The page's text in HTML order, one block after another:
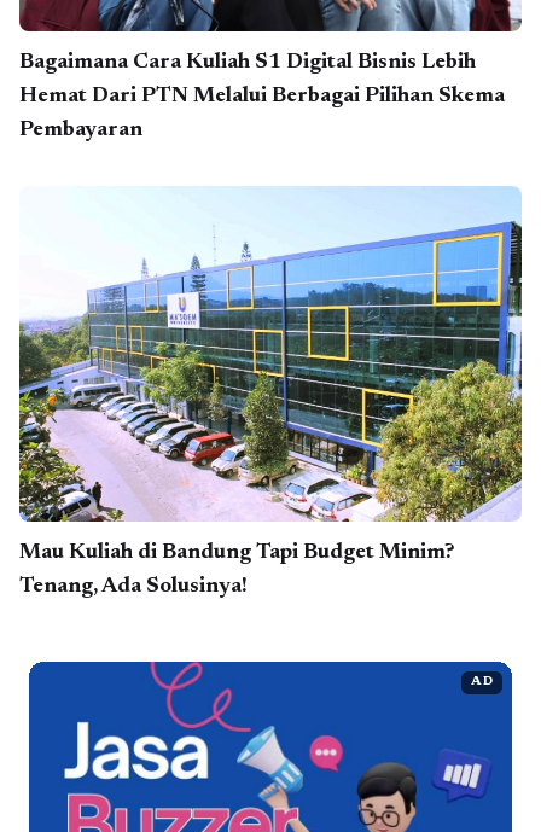
Bagaimana Cara Kuliah S1 Digital Bisnis Lebih
Hemat Dari PTN Melalui Berbagai Pilihan Skema
Pembayaran
Mau Kuliah di Bandung Tapi Budget Minim?
Tenang, Ada Solusinya!
AD